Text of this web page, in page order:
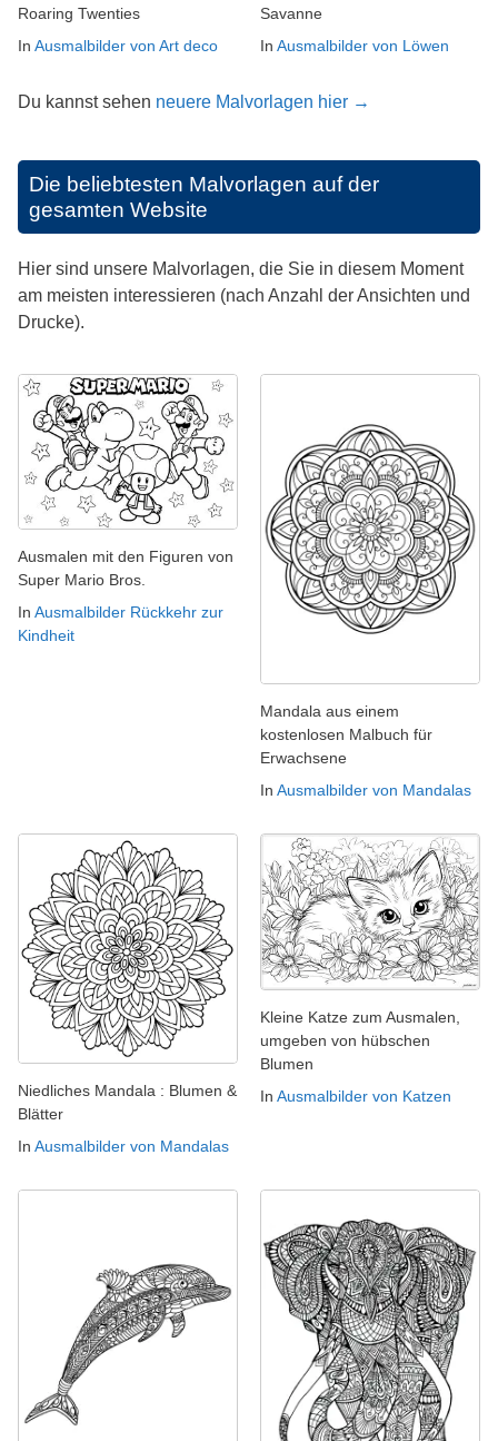
Roaring Twenties
In Ausmalbilder von Art deco
Savanne
In Ausmalbilder von Löwen
Du kannst sehen neuere Malvorlagen hier →
Die beliebtesten Malvorlagen auf der
gesamten Website
Hier sind unsere Malvorlagen, die Sie in diesem Moment
am meisten interessieren (nach Anzahl der Ansichten und
Drucke).
Ausmalen mit den Figuren von
Super Mario Bros.
In Ausmalbilder Rückkehr zur
Kindheit
Mandala aus einem
kostenlosen Malbuch für
Erwachsene
In Ausmalbilder von Mandalas
Niedliches Mandala : Blumen &
Blätter
In Ausmalbilder von Mandalas
Kleine Katze zum Ausmalen,
umgeben von hübschen
Blumen
In Ausmalbilder von Katzen